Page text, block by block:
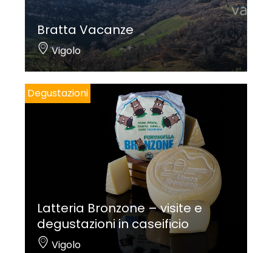
Bratta Vacanze
Vigolo
Degustazioni
Latteria Bronzone – visite e
degustazioni in caseificio
Vigolo